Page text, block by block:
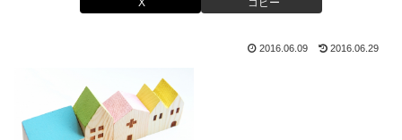
X コピー
2016.06.09 2016.06.29